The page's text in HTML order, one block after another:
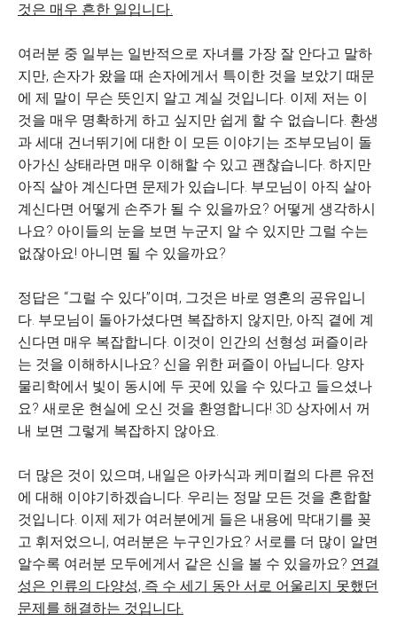
것은 매우 흔한 일입니다.
여러분 중 일부는 일반적으로 자녀를 가장 잘 안다고 말하
지만, 손자가 왔을 때 손자에게서 특이한 것을 보았기 때문
에 제 말이 무슨 뜻인지 알고 계실 것입니다. 이제 저는 이
것을 매우 명확하게 하고 싶지만 쉽게 할 수 없습니다. 환생
과 세대 건너뛰기에 대한 이 모든 이야기는 조부모님이 돌
아가신 상태라면 매우 이해할 수 있고 괜찮습니다. 하지만
아직 살아 계신다면 문제가 있습니다. 부모님이 아직 살아
계신다면 어떻게 손주가 될 수 있을까요? 어떻게 생각하시
나요? 아이들의 눈을 보면 누군지 알 수 있지만 그럴 수는
없잖아요! 아니면 될 수 있을까요?
정답은 “그럴 수 있다”이며, 그것은 바로 영혼의 공유입니
다. 부모님이 돌아가셨다면 복잡하지 않지만, 아직 곁에 계
신다면 매우 복잡합니다. 이것이 인간의 선형성 퍼즐이라
는 것을 이해하시나요? 신을 위한 퍼즐이 아닙니다. 양자
물리학에서 빛이 동시에 두 곳에 있을 수 있다고 들으셨나
요? 새로운 현실에 오신 것을 환영합니다! 3D 상자에서 꺼
내 보면 그렇게 복잡하지 않아요.
더 많은 것이 있으며, 내일은 아카식과 케미컬의 다른 유전
에 대해 이야기하겠습니다. 우리는 정말 모든 것을 혼합할
것입니다. 이제 제가 여러분에게 들은 내용에 막대기를 꽂
고 휘저었으니, 여러분은 누구인가요? 서로를 더 많이 알면
알수록 여러분 모두에게서 같은 신을 볼 수 있을까요? 연결
성은 인류의 다양성, 즉 수 세기 동안 서로 어울리지 못했던
문제를 해결하는 것입니다.